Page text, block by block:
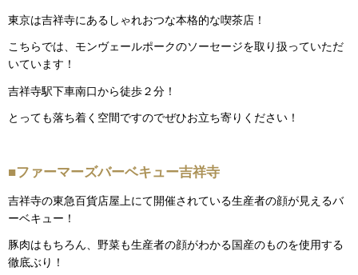
東京は吉祥寺にあるしゃれおつな本格的な喫茶店！
こちらでは、モンヴェールポークのソーセージを取り扱っていただ
いています！
吉祥寺駅下車南口から徒歩２分！
とっても落ち着く空間ですのでぜひお立ち寄りください！
■ファーマーズバーベキュー吉祥寺
吉祥寺の東急百貨店屋上にて開催されている生産者の顔が見えるバ
ーベキュー！
豚肉はもちろん、野菜も生産者の顔がわかる国産のものを使用する
徹底ぶり！